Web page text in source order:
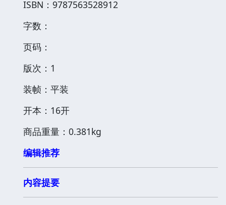
ISBN：9787563528912
字数：
页码：
版次：1
装帧：平装
开本：16开
商品重量：0.381kg
编辑推荐
内容提要